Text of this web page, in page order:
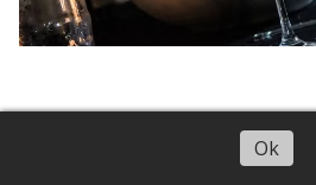
A 24 días del cierre,
en Argentina para la
Ok